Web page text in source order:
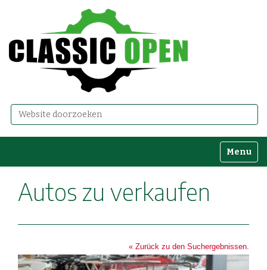
Zoek
Toggle
Autos zu verkaufen
« Zurück zu den Suchergebnissen.